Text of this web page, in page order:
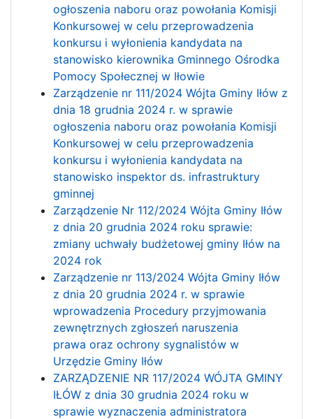
ogłoszenia naboru oraz powołania Komisji
Konkursowej w celu przeprowadzenia
konkursu i wyłonienia kandydata na
stanowisko kierownika Gminnego Ośrodka
Pomocy Społecznej w Iłowie
Zarządzenie nr 111/2024 Wójta Gminy Iłów z
dnia 18 grudnia 2024 r. w sprawie
ogłoszenia naboru oraz powołania Komisji
Konkursowej w celu przeprowadzenia
konkursu i wyłonienia kandydata na
stanowisko inspektor ds. infrastruktury
gminnej
Zarządzenie Nr 112/2024 Wójta Gminy Iłów
z dnia 20 grudnia 2024 roku sprawie:
zmiany uchwały budżetowej gminy Iłów na
2024 rok
Zarządzenie nr 113/2024 Wójta Gminy Iłów
z dnia 20 grudnia 2024 r. w sprawie
wprowadzenia Procedury przyjmowania
zewnętrznych zgłoszeń naruszenia
prawa oraz ochrony sygnalistów w
Urzędzie Gminy Iłów
ZARZĄDZENIE NR 117/2024 WÓJTA GMINY
IŁÓW z dnia 30 grudnia 2024 roku w
sprawie wyznaczenia administratora